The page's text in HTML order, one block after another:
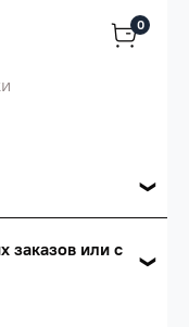
0
вашего
заказов или с